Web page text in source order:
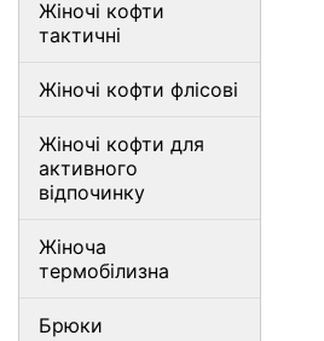
Жіночі кофти
тактичні
Жіночі кофти флісові
Жіночі кофти для
активного
відпочинку
Жіноча
термобілизна
Брюки